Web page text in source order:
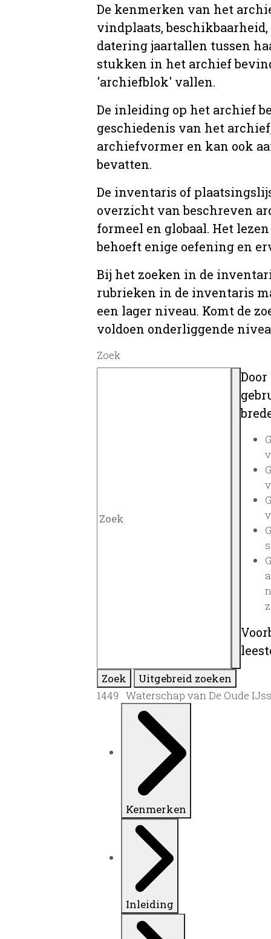
De kenmerken van het
vindplaats,
datering jaartallen tussen
stukken in het archief
'archiefblok' vallen.
De inleiding op het archief
geschiedenis van het
archiefvormer en kan ook
bevatten.
De inventaris of
overzicht van beschreven
formeel en globaal. Het
behoeft enige oefening en
Bij het zoeken in de
rubrieken in de inventaris
een lager niveau. Komt de
voldoen onderliggende
Zoek
Zoek
Uitgebreid zoeken
1449 Waterschap van De Oude
Kenmerken
Inleiding